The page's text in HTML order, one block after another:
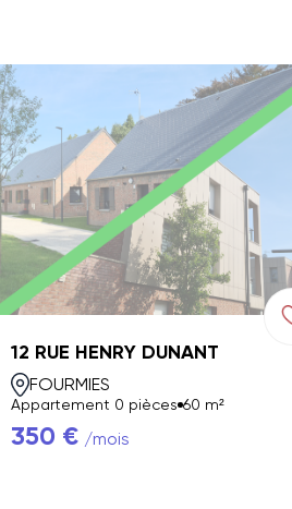
12 RUE HENRY DUNANT
FOURMIES
Appartement 0 pièces 60 m²
350 € /mois